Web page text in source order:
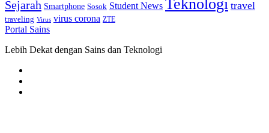
Sejarah Smartphone Sosok Student News Teknologi travel
traveling Virus virus corona ZTE
Portal Sains
Lebih Dekat dengan Sains dan Teknologi